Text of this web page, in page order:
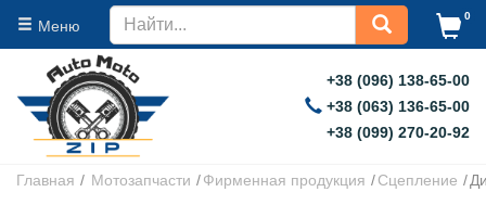
Меню
0
+38 (096) 138-65-00
+38 (063) 136-65-00
+38 (099) 270-20-92
Главная Мотозапчасти Фирменная продукция Сцепление